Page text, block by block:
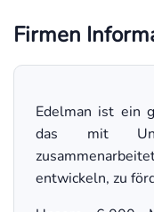
Firmen
Edelman ist ein
das mit
entwickeln, zu